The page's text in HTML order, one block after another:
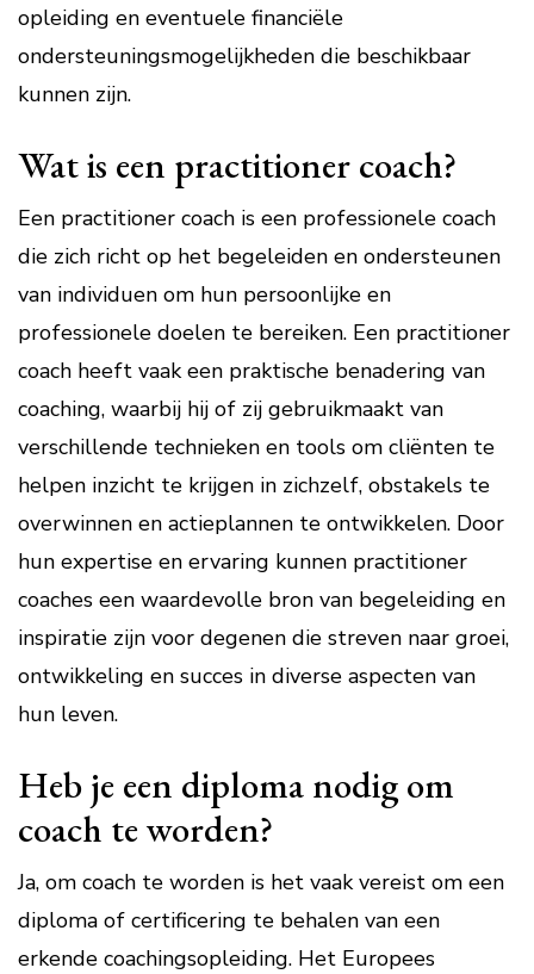
opleiding en eventuele financiële
ondersteuningsmogelijkheden die beschikbaar
kunnen zijn.
Wat is een practitioner coach?
Een practitioner coach is een professionele coach
die zich richt op het begeleiden en ondersteunen
van individuen om hun persoonlijke en
professionele doelen te bereiken. Een practitioner
coach heeft vaak een praktische benadering van
coaching, waarbij hij of zij gebruikmaakt van
verschillende technieken en tools om cliënten te
helpen inzicht te krijgen in zichzelf, obstakels te
overwinnen en actieplannen te ontwikkelen. Door
hun expertise en ervaring kunnen practitioner
coaches een waardevolle bron van begeleiding en
inspiratie zijn voor degenen die streven naar groei,
ontwikkeling en succes in diverse aspecten van
hun leven.
Heb je een diploma nodig om
coach te worden?
Ja, om coach te worden is het vaak vereist om een
diploma of certificering te behalen van een
erkende coachingsopleiding. Het Europees